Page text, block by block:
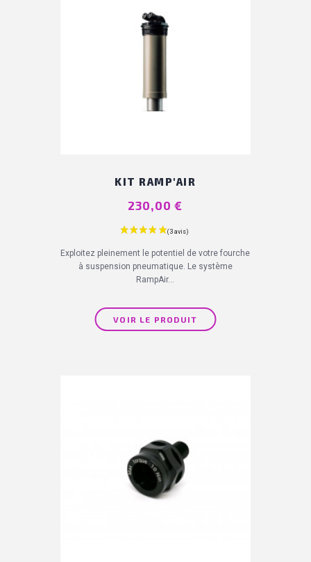
KIT RAMP'AIR
Prix
230,00 €
Exploitez pleinement le potentiel de votre fourche
à suspension pneumatique. Le système
RampAir...
VOIR LE PRODUIT